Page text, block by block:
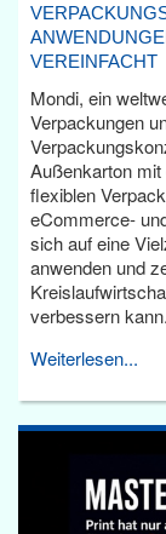
VEREINFACHT
Mondi, ein
Verpackungen
Außenkarton
flexiblen
eCommerce-
sich auf eine
anwenden und
verbessern kann.
Weiterlesen...